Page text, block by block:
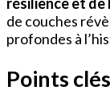
de couches
profondes à
Points clés